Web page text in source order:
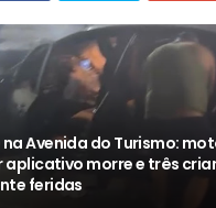
Avenida do Turismo:
aplicativo morre e três
feridas